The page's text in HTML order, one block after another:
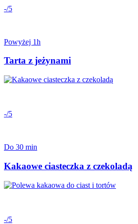
-/5
Powyżej 1h
Tarta z jeżynami
-/5
Do 30 min
Kakaowe ciasteczka z czekoladą
-/5